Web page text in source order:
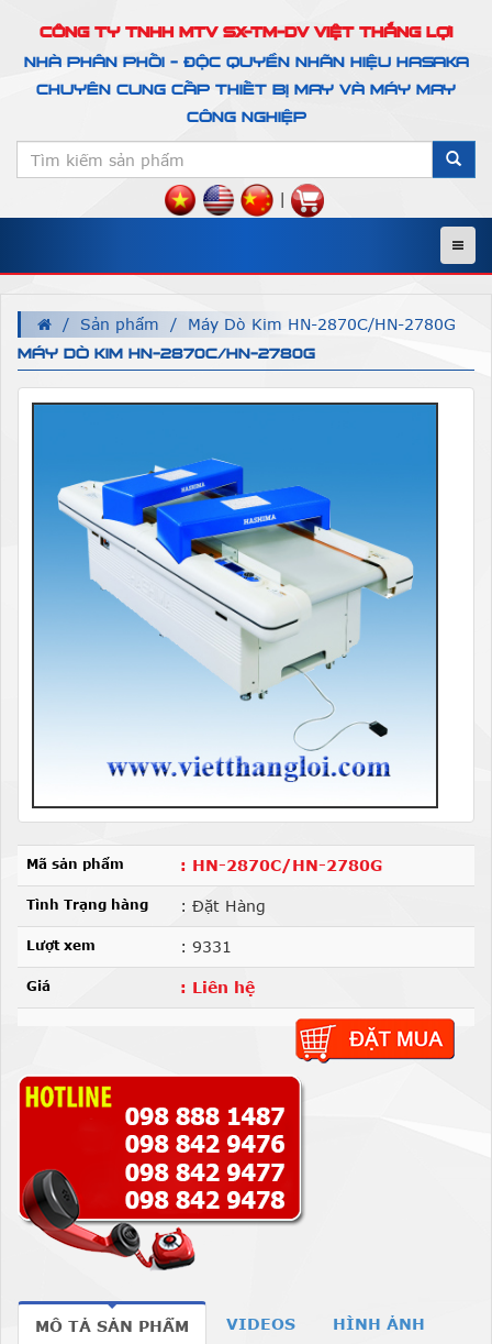
CÔNG TY TNHH MTV SX-TM-DV VIỆT THẮNG LỢI
NHÀ PHÂN PHỐI - ĐỘC QUYỀN NHÃN HIỆU HASAKA
CHUYÊN CUNG CẤP THIẾT BỊ MAY VÀ MÁY MAY
CÔNG NGHIỆP
|
Menu
Sản phẩm Máy Dò Kim HN-2870C/HN-2780G
MÁY DÒ KIM HN-2870C/HN-2780G
Mã sản phẩm : HN-2870C/HN-2780G
Tình Trạng hàng : Đặt Hàng
Lượt xem : 9331
Giá : Liên hệ
MÔ TẢ SẢN PHẨM VIDEOS HÌNH ẢNH